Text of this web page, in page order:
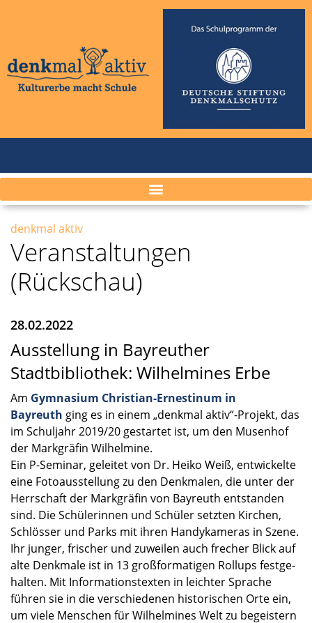
denkmal aktiv
Veranstaltungen
(Rückschau)
28.02.2022
Ausstellung in Bayreuther
Stadtbibliothek: Wilhelmines Erbe
Am Gymna­sium Christian-Ernestinum in
Bayreuth ging es in einem „denkmal aktiv“-Projekt, das
im Schul­jahr 2019/20 gestar­tet ist, um den Musen­hof
der Markgrä­fin Wilhel­mine.
Ein P-Seminar, gelei­tet von Dr. Heiko Weiß, entwi­ckelte
eine Fotoaus­stel­lung zu den Denkma­len, die unter der
Herrschaft der Markgrä­fin von Bayreuth entstan­den
sind. Die Schüle­rin­nen und Schüler setzten Kirchen,
Schlös­ser und Parks mit ihren Handy­ka­me­ras in Szene.
Ihr junger, frischer und zuwei­len auch frecher Blick auf
alte Denkmale ist in 13 großfor­ma­ti­gen Rollups festge­
hal­ten. Mit Infor­ma­ti­ons­tex­ten in leich­ter Sprache
führen sie in die verschie­de­nen histo­ri­schen Orte ein,
um viele Menschen für Wilhel­mi­nes Welt zu begeis­tern